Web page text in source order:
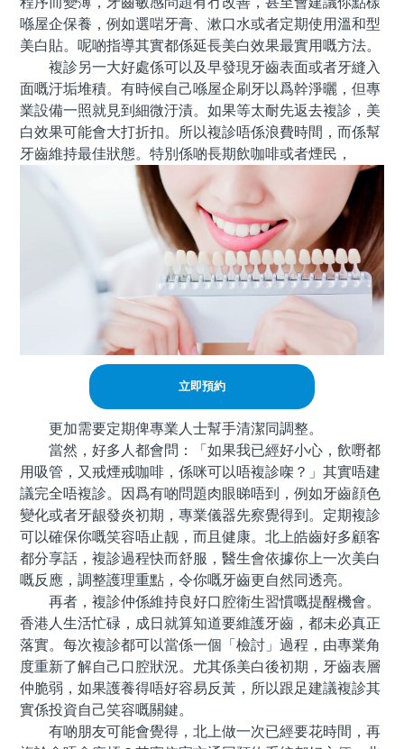
喺屋企保養，例如選啱牙膏、漱口水或者定期使用溫和型
美白貼。呢啲指導其實都係延長美白效果最實用嘅方法。
複診另一大好處係可以及早發現牙齒表面或者牙縫入
面嘅汙垢堆積。有時候自己喺屋企刷牙以爲幹淨曬，但專
業設備一照就見到細微汙漬。如果等太耐先返去複診，美
白效果可能會大打折扣。所以複診唔係浪費時間，而係幫
牙齒維持最佳狀態。特別係啲長期飲咖啡或者煙民，
立即預約
更加需要定期俾專業人士幫手清潔同調整。
當然，好多人都會問：「如果我已經好小心，飲嘢都
用吸管，又戒煙戒咖啡，係咪可以唔複診㗎？」其實唔建
議完全唔複診。因爲有啲問題肉眼睇唔到，例如牙齒顔色
變化或者牙龈發炎初期，專業儀器先察覺得到。定期複診
可以確保你嘅笑容唔止靓，而且健康。北上皓齒好多顧客
都分享話，複診過程快而舒服，醫生會依據你上一次美白
嘅反應，調整護理重點，令你嘅牙齒更自然同透亮。
再者，複診仲係維持良好口腔衛生習慣嘅提醒機會。
香港人生活忙碌，成日就算知道要維護牙齒，都未必真正
落實。每次複診都可以當係一個「檢討」過程，由專業角
度重新了解自己口腔狀況。尤其係美白後初期，牙齒表層
仲脆弱，如果護養得唔好容易反黃，所以跟足建議複診其
實係投資自己笑容嘅關鍵。
有啲朋友可能會覺得，北上做一次已經要花時間，再